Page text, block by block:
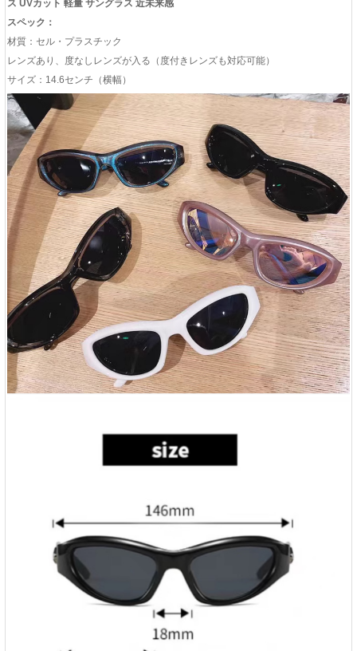
ス UVカット 軽量 サングラス 近未来感
スペック：
材質：セル・プラスチック
レンズあり、度なしレンズが入る（度付きレンズも対応可能）
サイズ：14.6センチ（横幅）